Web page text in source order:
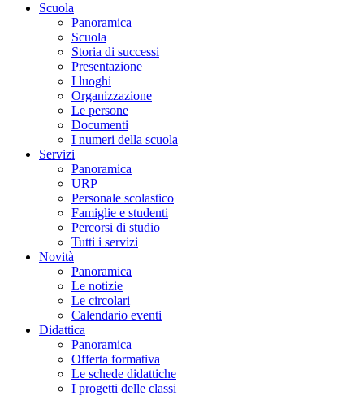
Scuola
Panoramica
Scuola
Storia di successi
Presentazione
I luoghi
Organizzazione
Le persone
Documenti
I numeri della scuola
Servizi
Panoramica
URP
Personale scolastico
Famiglie e studenti
Percorsi di studio
Tutti i servizi
Novità
Panoramica
Le notizie
Le circolari
Calendario eventi
Didattica
Panoramica
Offerta formativa
Le schede didattiche
I progetti delle classi